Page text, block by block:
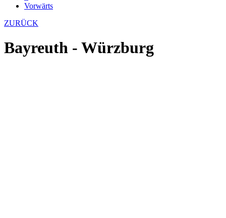
Vorwärts
ZURÜCK
Bayreuth - Würzburg